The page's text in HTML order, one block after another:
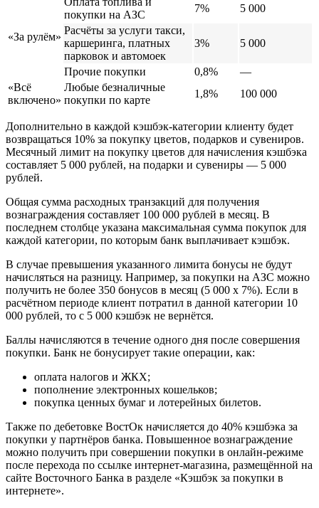
«За рулём»
покупки на АЗС
7%
5 000
Расчёты за услуги такси,
каршеринга, платных
парковок и автомоек
3% 5 000
Прочие покупки 0,8%
—
«Всё
включено»
Любые безналичные
покупки по карте
1,8% 100 000
Дополнительно в каждой кэшбэк-категории клиенту будет
возвращаться 10% за покупку цветов, подарков и сувениров.
Месячный лимит на покупку цветов для начисления кэшбэка
составляет 5 000 рублей, на подарки и сувениры — 5 000
рублей.
Общая сумма расходных транзакций для получения
вознаграждения составляет 100 000 рублей в месяц. В
последнем столбце указана максимальная сумма покупок для
каждой категории, по которым банк выплачивает кэшбэк.
В случае превышения указанного лимита бонусы не будут
начисляться на разницу. Например, за покупки на АЗС можно
получить не более 350 бонусов в месяц (5 000 x 7%). Если в
расчётном периоде клиент потратил в данной категории 10
000 рублей, то с 5 000 кэшбэк не вернётся.
Баллы начисляются в течение одного дня после совершения
покупки. Банк не бонусирует такие операции, как:
оплата налогов и ЖКХ;
пополнение электронных кошельков;
покупка ценных бумаг и лотерейных билетов.
Также по дебетовке ВостОк начисляется до 40% кэшбэка за
покупки у партнёров банка. Повышенное вознаграждение
можно получить при совершении покупки в онлайн-режиме
после перехода по ссылке интернет-магазина, размещённой на
сайте Восточного Банка в разделе «Кэшбэк за покупки в
интернете».